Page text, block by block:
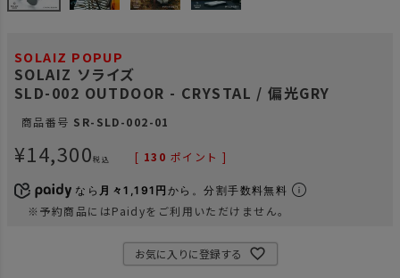
SOLAIZ POPUP
SOLAIZ ソライズ
SLD-002 OUTDOOR - CRYSTAL / 偏光GRY
商品番号 SR-SLD-002-01
¥14,300税込 [ 130 ポイント ]
なら 月々1,191円 から。分割手数料無料
※予約商品にはPaidyをご利用いただけません。
お気に入りに登録する